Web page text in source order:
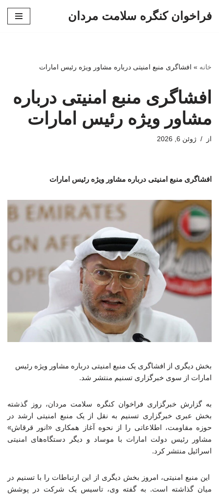
فراخوان کنگره سلامت مردان
خانه » افشاگری منبع امنیتی درباره مشاور ویژه رئیس امارات
افشاگری منبع امنیتی درباره
مشاور ویژه رئیس امارات
از ژوئن 6, 2026
افشاگری منبع امنیتی درباره مشاور ویژه رئیس امارات
بخش دیگری از افشاگری یک منبع امنیتی درباره مشاور ویژه رئیس
امارات از سوی خبرگزاری تسنیم منتشر شد.
به گزارش خبرگزاری فراخوان کنگره سلامت مردان، روز گذشته
بخش عبری خبرگزاری تسنیم به نقل از یک منبع امنیتی ارشد در
حوزه مقاومت، اطلاعاتی را از نحوه‌ آغاز همکاری «انور قرقاش»
مشاور رئیس دولت امارات با موساد و دیگر دستگاه‌های امنیتی
اسرائیل منتشر کرد.
این منبع امنیتی، امروز بخش دیگری از این ارتباطات را با تسنیم در
میان گذاشته است. به گفته وی، تاسیس یک شرکت در پوشش